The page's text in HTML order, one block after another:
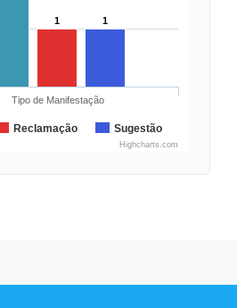
1 1
Reclamação Sugestão
Tipo de Manifestação
Highcharts.com